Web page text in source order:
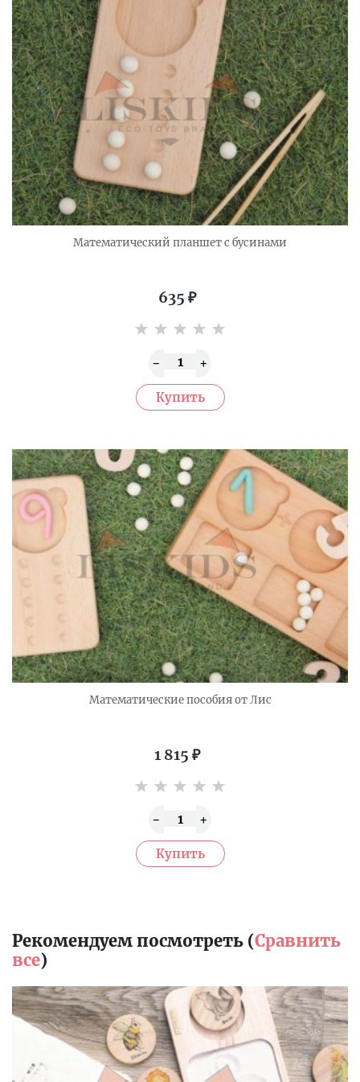
Математический планшет с бусинами
635 ₽
Математические пособия от Лис
1 815 ₽
Рекомендуем посмотреть (Сравнить
все)